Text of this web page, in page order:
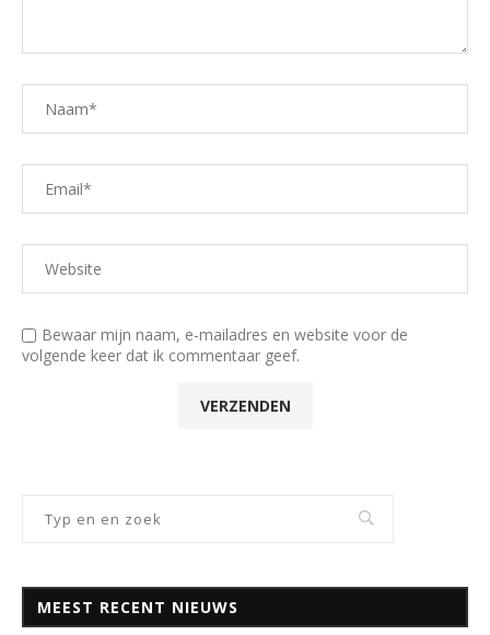
Bewaar mijn naam, e-mailadres en website voor de
volgende keer dat ik commentaar geef.
MEEST RECENT NIEUWS